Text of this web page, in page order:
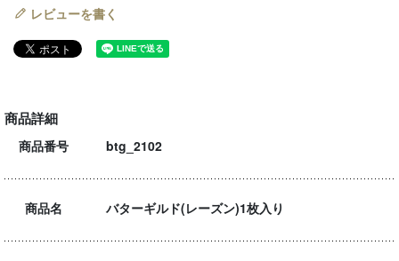
レビューを書く
商品詳細
商品番号 btg_2102
商品名 バターギルド(レーズン)1枚入り